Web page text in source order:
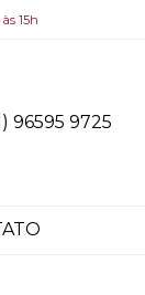
15h
96595 9725